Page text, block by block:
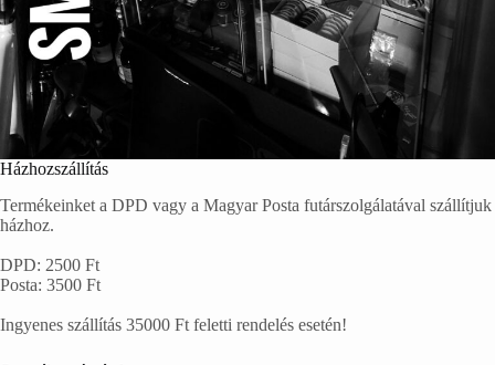
Házhozszállítás
Termékeinket a DPD vagy a Magyar Posta futárszolgálatával szállítjuk
házhoz.
DPD: 2500 Ft
Posta: 3500 Ft
Ingyenes szállítás 35000 Ft feletti rendelés esetén!